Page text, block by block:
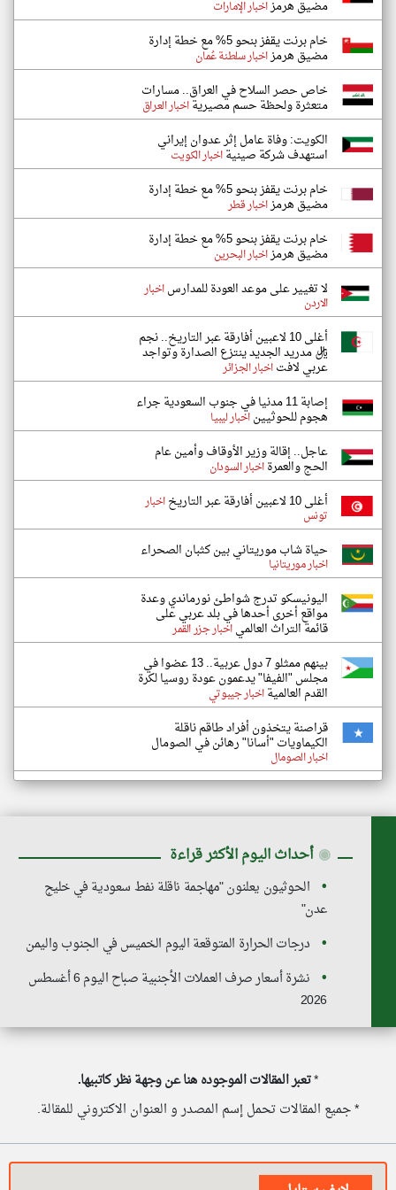
مضيق هرمزاخبار الإمارات
خام برنت يقفز بنحو 5% مع خطة إدارة
مضيق هرمزاخبار سلطنة عُمان
خاص حصر السلاح في العراق.. مسارات
متعثرة ولحظة حسم مصيريةاخبار العراق
الكويت: وفاة عامل إثر عدوان إيراني
استهدف شركة صينيةاخبار الكويت
خام برنت يقفز بنحو 5% مع خطة إدارة
مضيق هرمزاخبار قطر
خام برنت يقفز بنحو 5% مع خطة إدارة
مضيق هرمزاخبار البحرين
لا تغيير على موعد العودة للمدارساخبار
الاردن
أغلى 10 لاعبين أفارقة عبر التاريخ.. نجم
ريال مدريد الجديد ينتزع الصدارة وتواجد
عربي لافتاخبار الجزائر
إصابة 11 مدنيا في جنوب السعودية جراء
هجوم للحوثييناخبار ليبيا
عاجل.. إقالة وزير الأوقاف وأمين عام
الحج والعمرةاخبار السودان
أغلى 10 لاعبين أفارقة عبر التاريخ اخبار
تونس
حياة شاب موريتاني بين كثبان الصحراء
اخبار موريتانيا
اليونيسكو تدرج شواطئ نورماندي وعدة
مواقع أخرى أحدها في بلد عربي على
قائمة التراث العالمياخبار جزر القمر
بينهم ممثلو 7 دول عربية.. 13 عضوا في
مجلس "الفيفا" يدعمون عودة روسيا لكرة
القدم العالميةاخبار جيبوتي
قراصنة يتخذون أفراد طاقم ناقلة
الكيماويات "أسانا" رهائن في الصومال
اخبار الصومال
◉ أحداث اليوم الأكثر قراءة
الحوثيون يعلنون "مهاجمة ناقلة نفط سعودية في خليج
عدن"
درجات الحرارة المتوقعة اليوم الخميس في الجنوب واليمن
نشرة أسعار صرف العملات الأجنبية صباح اليوم 6 أغسطس
2026
*تعبر المقالات الموجوده هنا عن وجهة نظر كاتبيها.
* جميع المقالات تحمل إسم المصدر و العنوان الاكتروني للمقالة.